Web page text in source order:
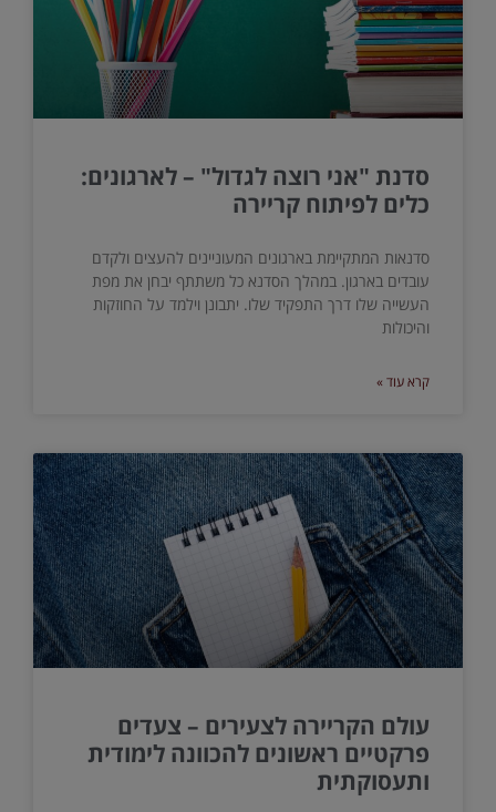
סדנת "אני רוצה לגדול" – לארגונים:
כלים לפיתוח קריירה
סדנאות המתקיימת בארגונים המעוניינים להעצים ולקדם
עובדים בארגון. במהלך הסדנא כל משתתף יבחן את מפת
העשייה שלו דרך התפקיד שלו. יתבונן וילמד על החוזקות
והיכולות
קרא עוד »
עולם הקריירה לצעירים – צעדים
פרקטיים ראשונים להכוונה לימודית
ותעסוקתית